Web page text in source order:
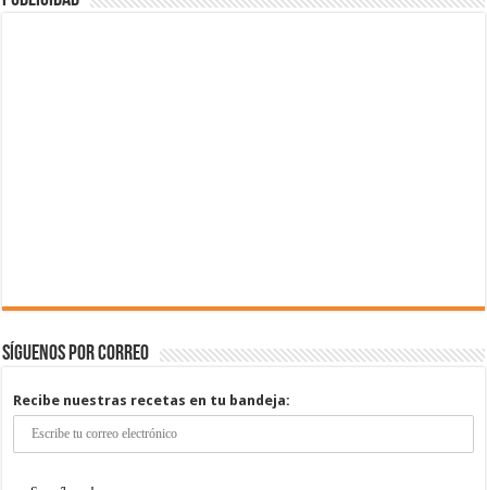
Síguenos por correo
Recibe nuestras recetas en tu bandeja: